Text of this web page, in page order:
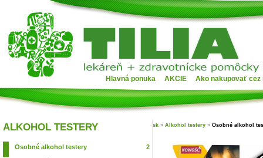
Hlavná ponuka AKCIE Ako nakupovať cez
sk » Alkohol testery » Osobné alkohol
ALKOHOL TESTERY
Osobné alkohol testery 2